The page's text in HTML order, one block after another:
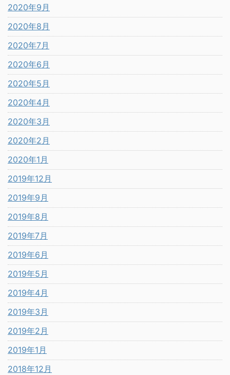
2020年9月
2020年8月
2020年7月
2020年6月
2020年5月
2020年4月
2020年3月
2020年2月
2020年1月
2019年12月
2019年9月
2019年8月
2019年7月
2019年6月
2019年5月
2019年4月
2019年3月
2019年2月
2019年1月
2018年12月